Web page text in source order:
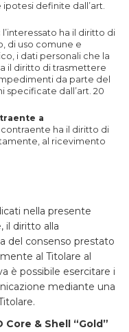
definite dall’art.
l’interessato ha il diritto di
di uso comune e
i dati personali che la
il diritto di trasmettere
da parte del
specificate dall’art. 20
a
contraente ha il diritto di
al ricevimento
nella presente
il diritto alla
del consenso prestato
al Titolare al
è possibile esercitare i
mediante una
& Shell “Gold”